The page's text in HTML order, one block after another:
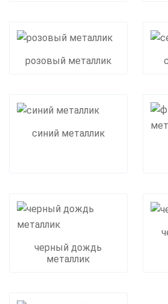
розовый металлик
синий металлик
черный дождь
металлик